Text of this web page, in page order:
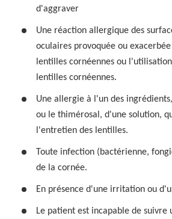
d'aggraver
Une réaction allergique des
oculaires provoquée ou
lentilles cornéennes ou
lentilles cornéennes.
Une allergie à l'un des
ou le thimérosal, d'une solution,
l'entretien des lentilles.
Toute infection (bactérienne,
de la cornée.
En présence d'une irritation ou
Le patient est incapable de suivre